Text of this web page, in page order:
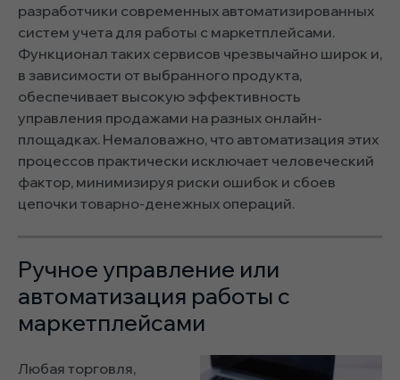
разработчики современных автоматизированных
систем учета для работы с маркетплейсами.
Функционал таких сервисов чрезвычайно широк и,
в зависимости от выбранного продукта,
обеспечивает высокую эффективность
управления продажами на разных онлайн-
площадках. Немаловажно, что автоматизация этих
процессов практически исключает человеческий
фактор, минимизируя риски ошибок и сбоев
цепочки товарно-денежных операций.
Ручное управление или
автоматизация работы с
маркетплейсами
Любая торговля,